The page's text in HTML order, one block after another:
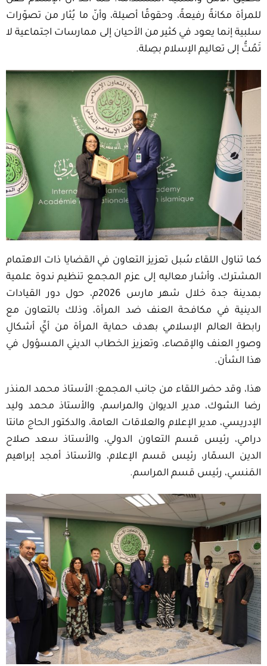
للمرأة مكانةً رفيعةً، وحقوقًا أصيلة، وأنّ ما يُثار من تصوّرات
سلبية إنما يعود في كثير من الأحيان إلى ممارسات اجتماعية لا
تَمُتُّ إلى تعاليم الإسلام بصِلة.
كما تناول اللقاء سُبل تعزيز التعاون في القضايا ذات الاهتمام
المشترك، وأشار معاليه إلى عزم المجمع تنظيم ندوة علمية
بمدينة جدة خلال شهر مارس 2026م، حول دور القيادات
الدينية في مكافحة العنف ضد المرأة، وذلك بالتعاون مع
رابطة العالم الإسلامي بهدف حماية المرأة من أيِّ أشكالِ
وصورِ العنف والإقصاء، وتعزيز الخطاب الديني المسؤول في
هذا الشأن.
هذا، وقد حضر اللقاء من جانب المجمع: الأستاذ محمد المنذر
رضا الشوك، مدير الديوان والمراسم، والأستاذ محمد وليد
الإدريسي، مدير الإعلام والعلاقات العامة، والدكتور الحاج مانتا
درامي، رئيس قسم التعاون الدولي، والأستاذ سعد صلاح
الدين السمّار، رئيس قسم الإعلام، والأستاذ أمجد إبراهيم
المَنسي، رئيس قسم المراسم.